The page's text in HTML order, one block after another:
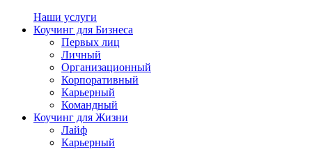
Наши услуги
Коучинг для Бизнеса
Первых лиц
Личный
Организационный
Корпоративный
Карьерный
Командный
Коучинг для Жизни
Лайф
Карьерный